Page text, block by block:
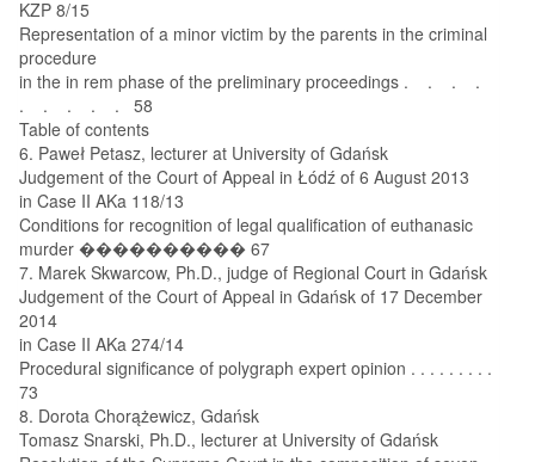
KZP 8/15
Representation of a minor victim by the parents in the criminal
procedure
in the in rem phase of the preliminary proceedings . . . .
. . . . . 58
Table of contents
6. Paweł Petasz, lecturer at University of Gdańsk
Judgement of the Court of Appeal in Łódź of 6 August 2013
in Case II AKa 118/13
Conditions for recognition of legal qualification of euthanasic
murder ���������� 67
7. Marek Skwarcow, Ph.D., judge of Regional Court in Gdańsk
Judgement of the Court of Appeal in Gdańsk of 17 December
2014
in Case II AKa 274/14
Procedural significance of polygraph expert opinion . . . . . . . . .
73
8. Dorota Chorążewicz, Gdańsk
Tomasz Snarski, Ph.D., lecturer at University of Gdańsk